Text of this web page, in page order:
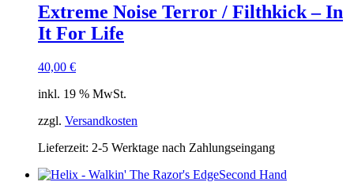
Extreme Noise Terror / Filthkick – In
It For Life
40,00 €
inkl. 19 % MwSt.
zzgl. Versandkosten
Lieferzeit: 2-5 Werktage nach Zahlungseingang
Second Hand